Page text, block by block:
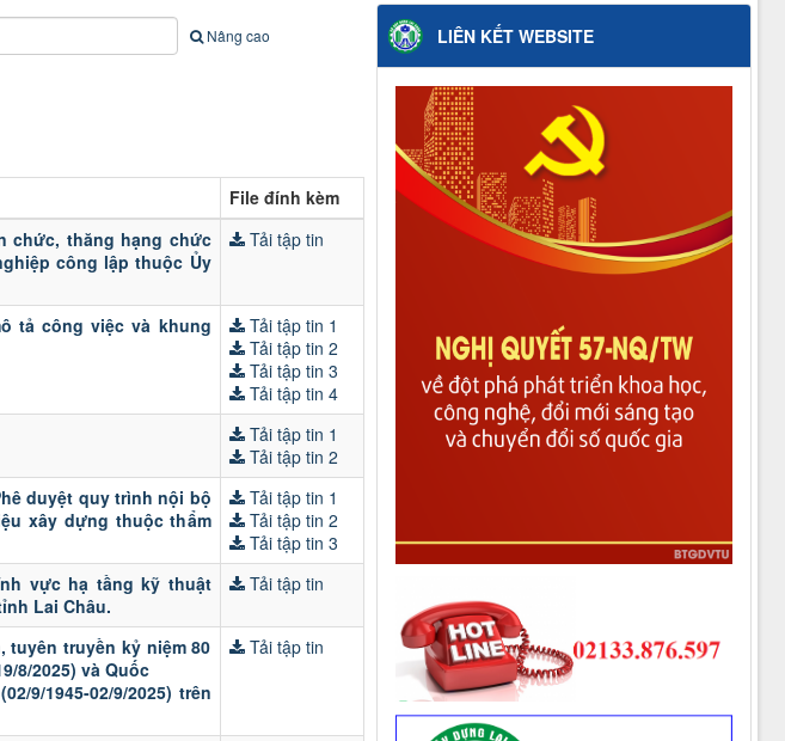
Nâng cao
File đính kèm
chức, thăng hạng chức
công lập thuộc Ủy
Tải tập tin
tả công việc và khung
Tải tập tin 1
Tải tập tin 2
Tải tập tin 3
Tải tập tin 4
Tải tập tin 1
Tải tập tin 2
duyệt quy trình nội bộ
xây dựng thuộc thẩm
Tải tập tin 1
Tải tập tin 2
Tải tập tin 3
vực hạ tầng kỹ thuật
Lai Châu.
Tải tập tin
tuyên truyền kỷ niệm 80
8/2025) và Quốc
9/1945-02/9/2025) trên
Tải tập tin
LIÊN KẾT WEBSITE